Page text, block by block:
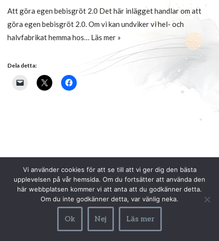
Att göra egen bebisgröt 2.0 Det här inlägget handlar om att
göra egen bebisgröt 2.0. Om vi kan undviker vi hel- och
halvfabrikat hemma hos… Läs mer »
Dela detta:
Neve| Drivs medWordPress
Vi använder cookies för att se till att vi ger dig den bästa
upplevelsen på vår hemsida. Om du fortsätter att använda den
här webbplatsen kommer vi att anta att du godkänner detta.
Om du inte godkänner detta, var vänlig neka.
Ok Nej Läs mer